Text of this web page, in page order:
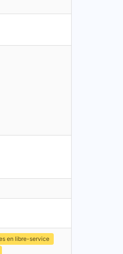
en libre-service